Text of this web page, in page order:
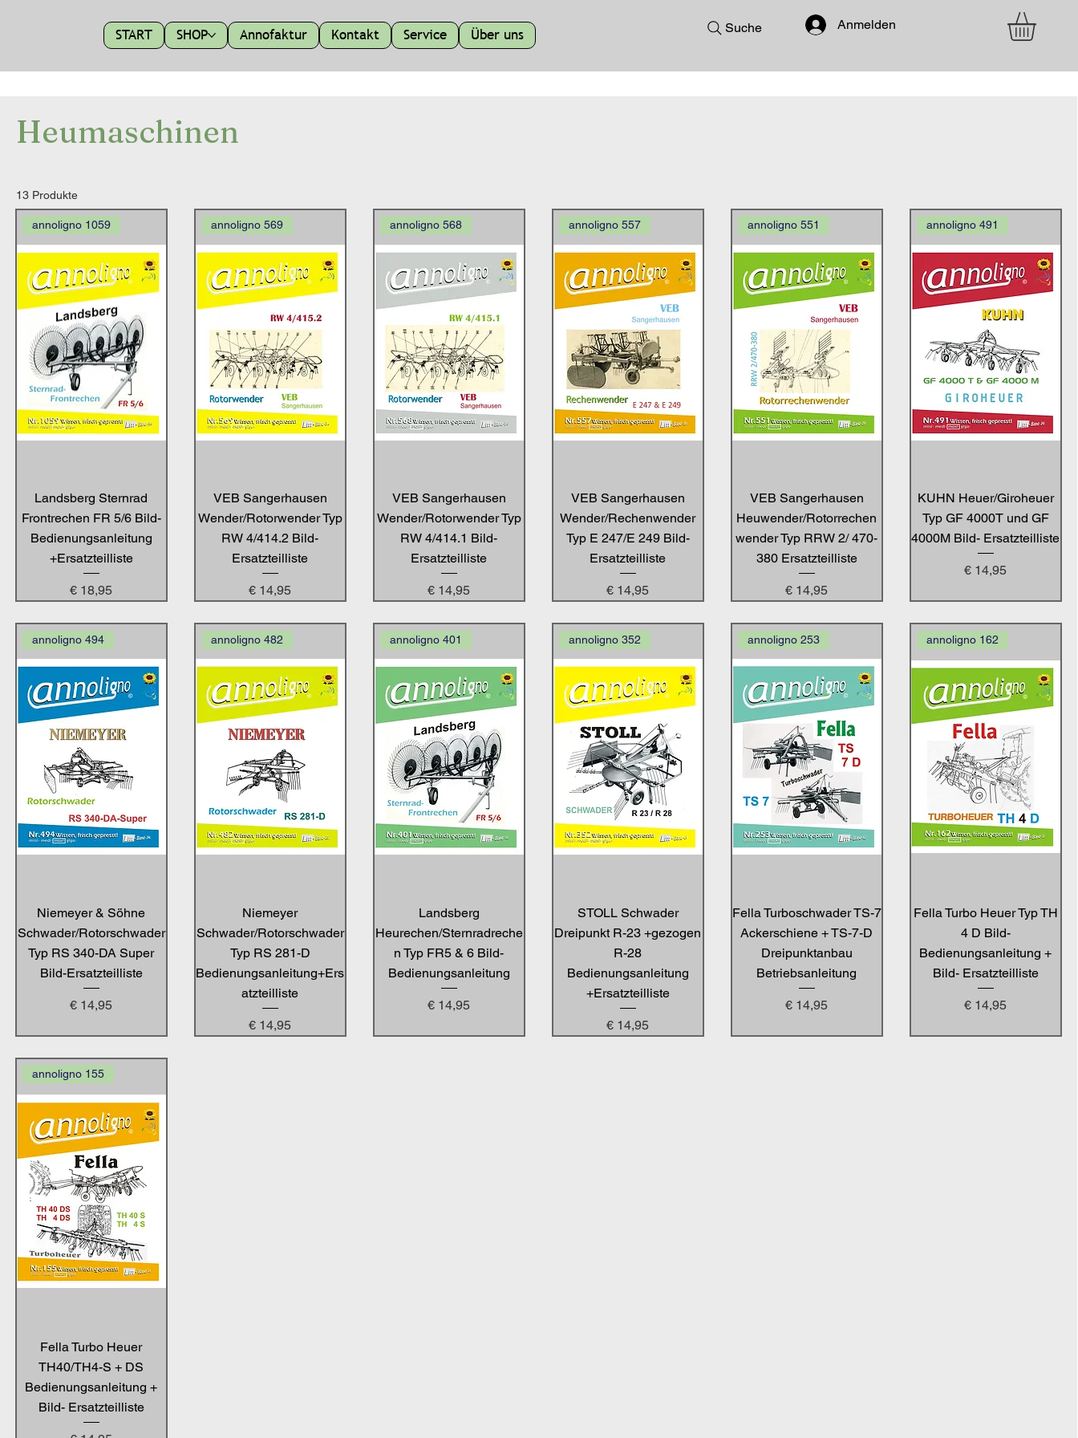
START SHOP Annofaktur Kontakt Service Über uns
Anmelden
Suche
Heumaschinen
13 Produkte
annoligno 1059
Landsberg Sternrad
Frontrechen FR 5/6 Bild-
Bedienungsanleitung
+Ersatzteilliste
Preis
€ 18,95
annoligno 569
VEB Sangerhausen
Wender/Rotorwender Typ
RW 4/414.2 Bild-
Ersatzteilliste
Preis
€ 14,95
annoligno 568
VEB Sangerhausen
Wender/Rotorwender Typ
RW 4/414.1 Bild-
Ersatzteilliste
Preis
€ 14,95
annoligno 557
VEB Sangerhausen
Wender/Rechenwender
Typ E 247/E 249 Bild-
Ersatzteilliste
Preis
€ 14,95
annoligno 551
VEB Sangerhausen
Heuwender/Rotorrechen
wender Typ RRW 2/ 470-
380 Ersatzteilliste
Preis
€ 14,95
annoligno 491
KUHN Heuer/Giroheuer
Typ GF 4000T und GF
4000M Bild- Ersatzteilliste
Preis
€ 14,95
annoligno 494
Niemeyer & Söhne
Schwader/Rotorschwader
Typ RS 340-DA Super
Bild-Ersatzteilliste
Preis
€ 14,95
annoligno 482
Niemeyer
Schwader/Rotorschwader
Typ RS 281-D
Bedienungsanleitung+Ers
atzteilliste
Preis
€ 14,95
annoligno 401
Landsberg
Heurechen/Sternradreche
n Typ FR5 & 6 Bild-
Bedienungsanleitung
Preis
€ 14,95
annoligno 352
STOLL Schwader
Dreipunkt R-23 +gezogen
R-28
Bedienungsanleitung
+Ersatzteilliste
Preis
€ 14,95
annoligno 253
Fella Turboschwader TS-7
Ackerschiene + TS-7-D
Dreipunktanbau
Betriebsanleitung
Preis
€ 14,95
annoligno 162
Fella Turbo Heuer Typ TH
4 D Bild-
Bedienungsanleitung +
Bild- Ersatzteilliste
Preis
€ 14,95
annoligno 155
Fella Turbo Heuer
TH40/TH4-S + DS
Bedienungsanleitung +
Bild- Ersatzteilliste